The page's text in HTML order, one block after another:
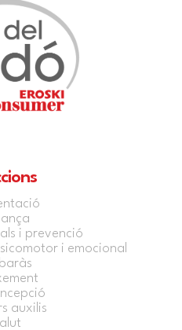
i prevenció
i emocional
auxilis